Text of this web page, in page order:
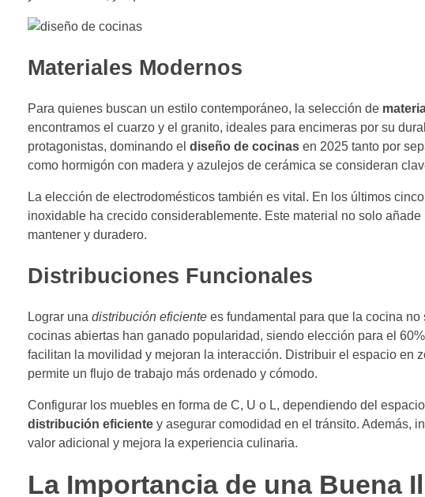
Materiales Modernos
Para quienes buscan un estilo contemporáneo, la selección de
encontramos el cuarzo y el granito, ideales para encimeras por su
protagonistas, dominando el diseño de cocinas en 2025 tanto por
como hormigón con madera y azulejos de cerámica se consideran
La elección de electrodomésticos también es vital. En los últimos
inoxidable ha crecido considerablemente. Este material no solo
mantener y duradero.
Distribuciones Funcionales
Lograr una distribución eficiente es fundamental para que la cocina
cocinas abiertas han ganado popularidad, siendo elección para el
facilitan la movilidad y mejoran la interacción. Distribuir el espacio en
permite un flujo de trabajo más ordenado y cómodo.
Configurar los muebles en forma de C, U o L, dependiendo del
distribución eficiente y asegurar comodidad en el tránsito. Además,
valor adicional y mejora la experiencia culinaria.
La Importancia de una Buena